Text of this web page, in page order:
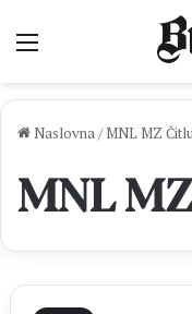
Naslovna/ MNL MZ
MNL